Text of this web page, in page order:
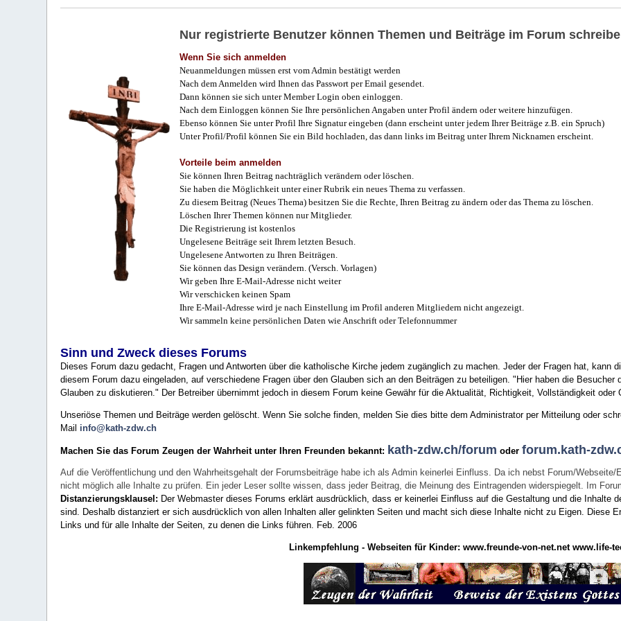
Nur registrierte Benutzer können Themen und Beiträge im Forum
Wenn Sie sich anmelden
Neuanmeldungen müssen erst vom Admin bestätigt werden
Nach dem Anmelden wird Ihnen das Passwort per Email gesendet.
Dann können sie sich unter Member Login oben einloggen.
Nach dem Einloggen können Sie Ihre persönlichen Angaben unter Profil ändern oder weitere hinzufügen.
Ebenso können Sie unter Profil Ihre Signatur eingeben (dann erscheint unter jedem Ihrer Beiträge z.B. ein Spruch)
Unter Profil/Profil können Sie ein Bild hochladen, das dann links im Beitrag unter Ihrem Nicknamen erscheint.
Vorteile beim anmelden
Sie können Ihren Beitrag nachträglich verändern oder löschen.
Sie haben die Möglichkeit unter einer Rubrik ein neues Thema zu verfassen.
Zu diesem Beitrag (Neues Thema) besitzen Sie die Rechte, Ihren Beitrag zu ändern oder das Thema zu löschen.
Löschen Ihrer Themen können nur Mitglieder.
Die Registrierung ist kostenlos
Ungelesene Beiträge seit Ihrem letzten Besuch.
Ungelesene Antworten zu Ihren Beiträgen.
Sie können das Design verändern. (Versch. Vorlagen)
Wir geben Ihre E-Mail-Adresse nicht weiter
Wir verschicken keinen Spam
Ihre E-Mail-Adresse wird je nach Einstellung im Profil anderen Mitgliedern nicht angezeigt.
Wir sammeln keine persönlichen Daten wie Anschrift oder Telefonnummer
Sinn und Zweck dieses Forums
Dieses Forum dazu gedacht, Fragen und Antworten über die katholische Kirche jedem zugänglich zu machen. Jeder der Fragen hat, kann
diesem Forum dazu eingeladen, auf verschiedene Fragen über den Glauben sich an den Beiträgen zu beteiligen. "Hier haben die
Glauben zu diskutieren." Der Betreiber übernimmt jedoch in diesem Forum keine Gewähr für die Aktualität, Richtigkeit, Vollständigkeit
Unseriöse Themen und Beiträge werden gelöscht. Wenn Sie solche finden, melden Sie dies bitte dem Administrator per Mitteilung oder
Mail info@kath-zdw.ch
Machen Sie das Forum Zeugen der Wahrheit unter Ihren Freunden bekannt: kath-zdw.ch/forum oderforum.kath-
Auf die Veröffentlichung und den Wahrheitsgehalt der Forumsbeiträge habe ich als Admin keinerlei Einfluss. Da ich nebst Forum/
nicht möglich alle Inhalte zu prüfen. Ein jeder Leser sollte wissen, dass jeder Beitrag, die Meinung des Eintragenden widerspiegelt. Im
Distanzierungsklausel: Der Webmaster dieses Forums erklärt ausdrücklich, dass er keinerlei Einfluss auf die Gestaltung und die Inhalte
sind. Deshalb distanziert er sich ausdrücklich von allen Inhalten aller gelinkten Seiten und macht sich diese Inhalte nicht zu Eigen. Diese
Links und für alle Inhalte der Seiten, zu denen die Links führen. Feb. 2006
Linkempfehlung - Webseiten für Kinder: www.freunde-von-net.net www.life-